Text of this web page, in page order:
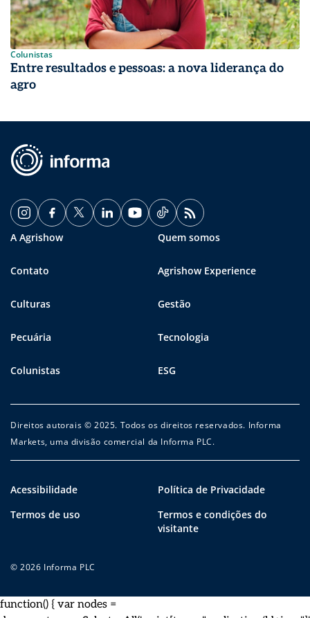
Colunistas
Entre resultados e pessoas: a nova liderança do
agro
A Agrishow Quem somos
Contato Agrishow Experience
Culturas Gestão
Pecuária Tecnologia
Colunistas ESG
Direitos autorais © 2025. Todos os direitos reservados. Informa
Markets, uma divisão comercial da Informa PLC.
Acessibilidade
Política de Privacidade
Termos de uso
Termos e condições do
visitante
© 2026 Informa PLC
function() { var nodes =